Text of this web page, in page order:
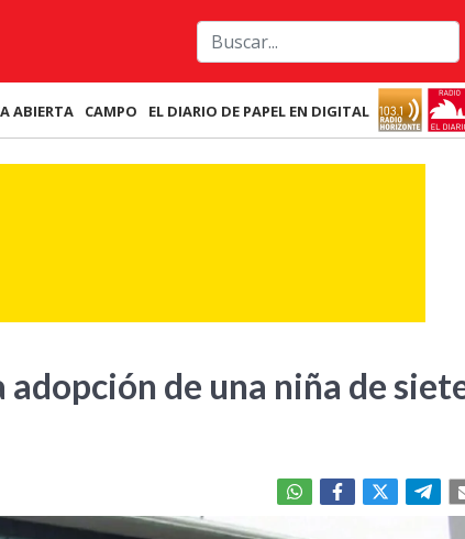
ABIERTA CAMPO EL DIARIO DE PAPEL EN DIGITAL
de una niña de